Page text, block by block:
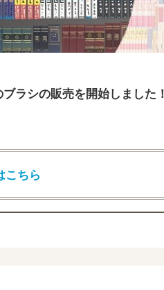
ラシの販売を開始しました！
こちら